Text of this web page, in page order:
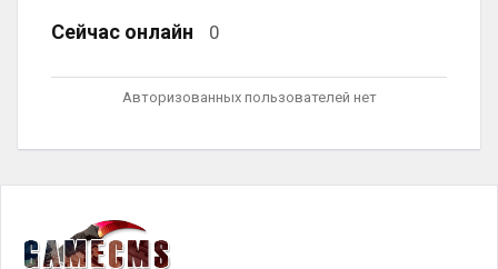
Сейчас онлайн 0
Авторизованных пользователей нет